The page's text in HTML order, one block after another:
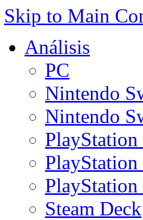
Skip to Main
Análisis
PC
Nintendo
Nintendo
PlayStation
PlayStation
Steam Deck